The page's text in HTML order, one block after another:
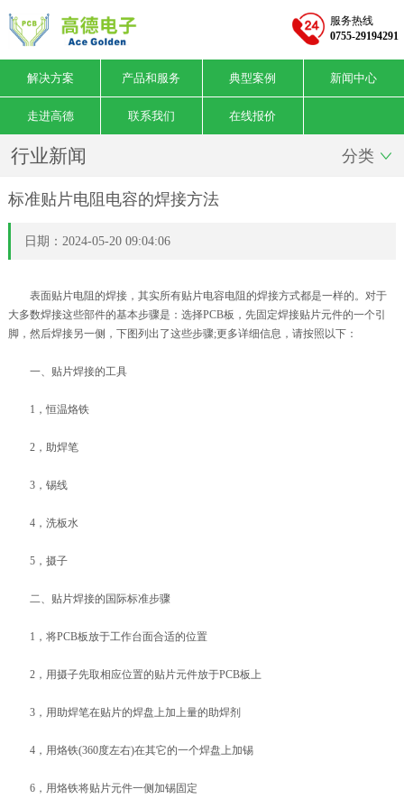
服务热线
0755-29194291
解决方案 产品和服务 典型案例 新闻中心
走进高德 联系我们 在线报价
行业新闻 分类 
标准贴片电阻电容的焊接方法
日期：2024-05-20 09:04:06
表面贴片电阻的焊接，其实所有贴片电容电阻的焊接方式都是一样的。对于
大多数焊接这些部件的基本步骤是：选择PCB板，先固定焊接贴片元件的一个引
脚，然后焊接另一侧，下图列出了这些步骤;更多详细信息，请按照以下：
一、贴片焊接的工具
1，恒温烙铁
2，助焊笔
3，锡线
4，洗板水
5，摄子
二、贴片焊接的国际标准步骤
1，将PCB板放于工作台面合适的位置
2，用摄子先取相应位置的贴片元件放于PCB板上
3，用助焊笔在贴片的焊盘上加上量的助焊剂
4，用烙铁(360度左右)在其它的一个焊盘上加锡
6，用烙铁将贴片元件一侧加锡固定